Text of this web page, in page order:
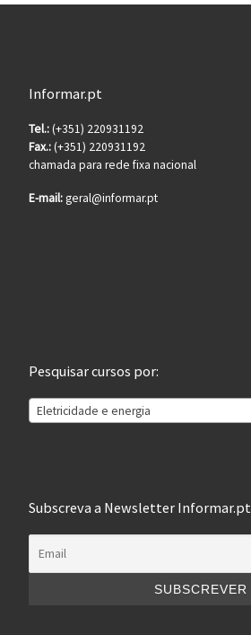
Informar.pt
Tel.:(+351) 220931192
Fax.:(+351) 220931192
chamada para rede fixa nacional
E-mail:geral@informar.pt
Pesquisar cursos por:
Eletricidade e energia
Subscreva a Newsletter Informar.pt